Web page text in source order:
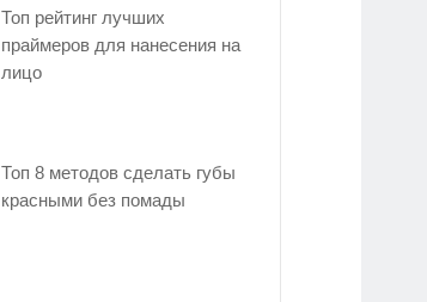
Топ рейтинг лучших
праймеров для нанесения на
лицо
Топ 8 методов сделать губы
красными без помады